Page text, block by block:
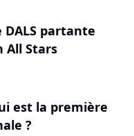
partante
All Stars
est la première
?